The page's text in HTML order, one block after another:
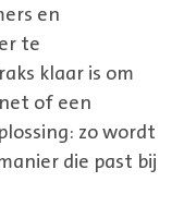
en
te
klaar is om
of een
zo wordt
die past bij